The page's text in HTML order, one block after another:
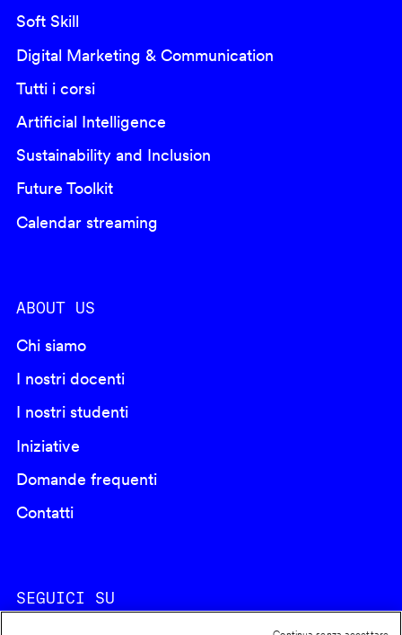
Soft Skill
Digital Marketing & Communication
Tutti i corsi
Artificial Intelligence
Sustainability and Inclusion
Future Toolkit
Calendar streaming
ABOUT US
Chi siamo
I nostri docenti
I nostri studenti
Iniziative
Domande frequenti
Contatti
SEGUICI SU